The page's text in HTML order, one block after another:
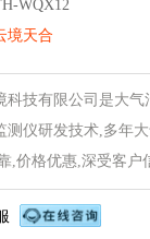
WQX12
境天合
科技有限公司是大
测仪研发技术,多年
,价格优惠,深受客户